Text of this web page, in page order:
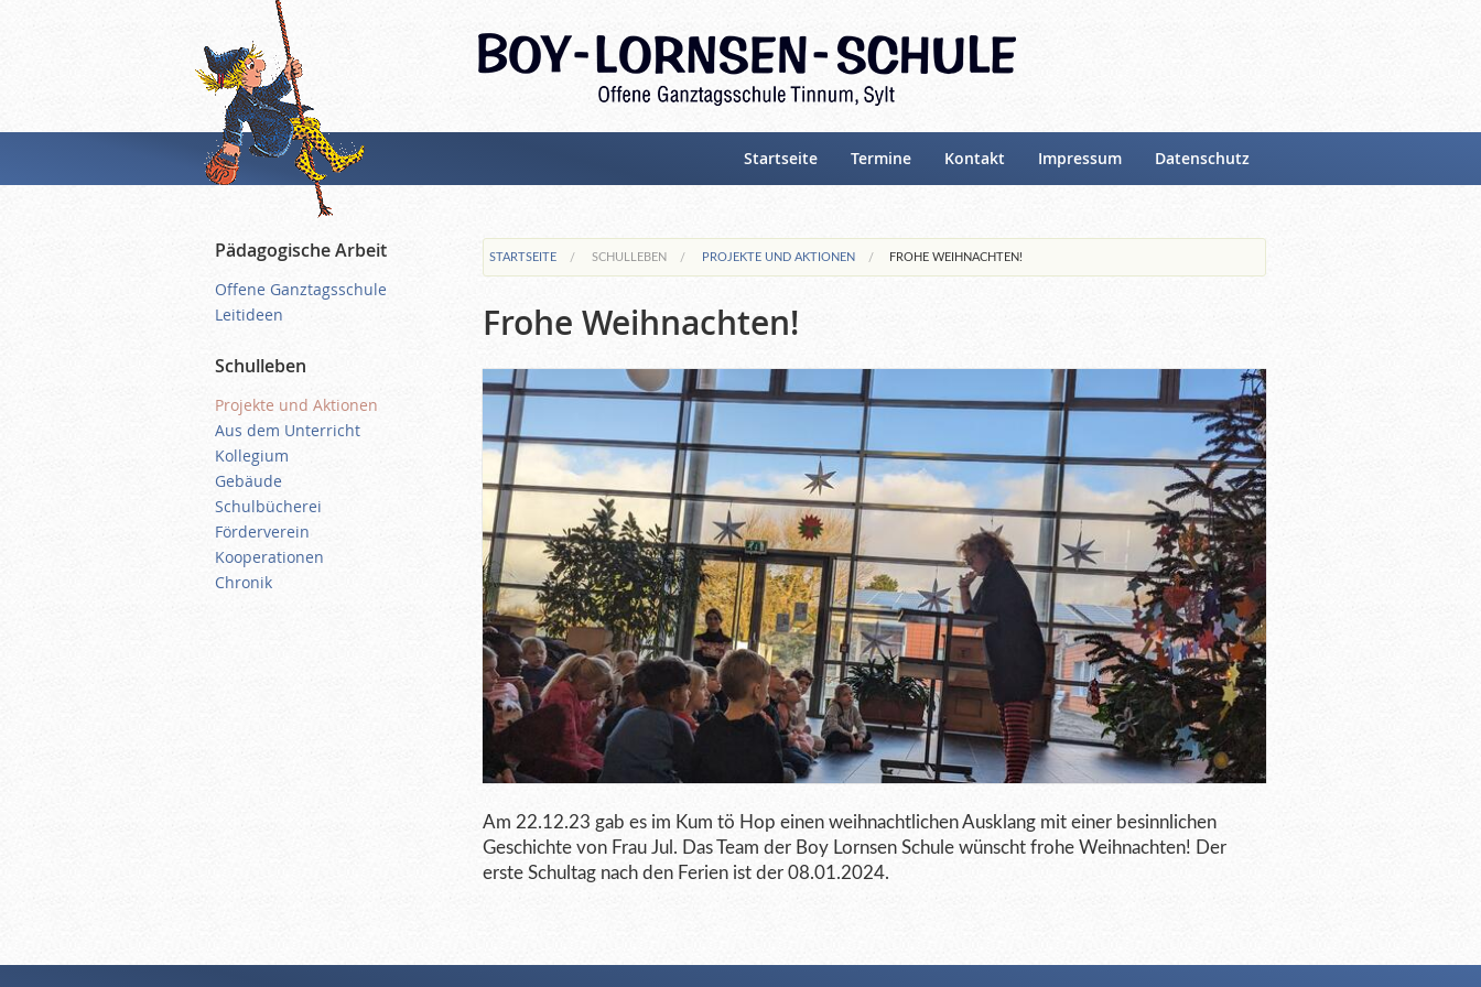
Startseite Termine Kontakt Impressum Datenschutz
STARTSEITE SCHULLEBEN PROJEKTE UND AKTIONEN FROHE WEIHNACHTEN!
Frohe Weihnachten!
Am 22.12.23 gab es im Kum tö Hop einen weihnachtlichen Ausklang mit einer besinnlichen
Geschichte von Frau Jul. Das Team der Boy Lornsen Schule wünscht frohe Weihnachten! Der
erste Schultag nach den Ferien ist der 08.01.2024.
Pädagogische Arbeit
Offene Ganztagsschule
Leitideen
Schulleben
Projekte und Aktionen
Aus dem Unterricht
Kollegium
Gebäude
Schulbücherei
Förderverein
Kooperationen
Chronik